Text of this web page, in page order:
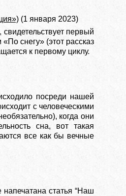
(1 января 2023)
первый
снегу» (этот рассказ
к первому циклу.
посреди нашей
с человеческими
когда они
сна, вот такая
все как бы вечные
статья “Наш